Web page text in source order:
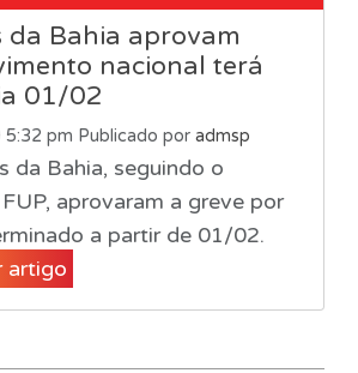
da Bahia aprovam
nacional terá
01/02
5:32 pm Publicado por admsp
da Bahia, seguindo o
aprovaram a greve por
a partir de 01/02.
artigo